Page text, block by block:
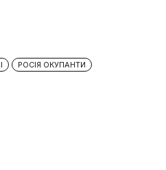
РОСІЯ ОКУПАНТИ